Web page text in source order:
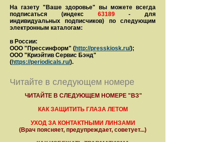
На газету "Ваше здоровье" вы можете всегда
подписаться (индекс 63189- для
индивидуальных подписчиков) по следующим
электронным каталогам:
в России:
ООО "Прессинформ" (http://presskiosk.ru/);
ООО "Криэйтив Сервис Бэнд"
(https://periodicals.ru/).
Читайте в следующем номере
ЧИТАЙТЕ В СЛЕДУЮЩЕМ НОМЕРЕ "ВЗ"
КАК ЗАЩИТИТЬ ГЛАЗА ЛЕТОМ
УХОД ЗА КОНТАКТНЫМИ ЛИНЗАМИ
(Врач поясняет, предупреждает, советует...)